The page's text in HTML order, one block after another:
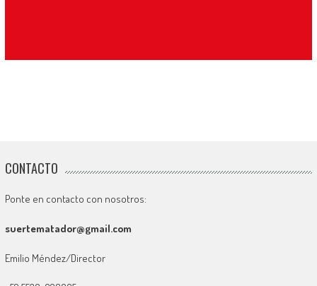
CONTACTO
Ponte en contacto con nosotros:
suertematador@gmail.com
Emilio Méndez/Director